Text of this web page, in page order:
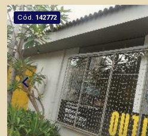
principais lançamentos da
Preto.
Cód. 142772